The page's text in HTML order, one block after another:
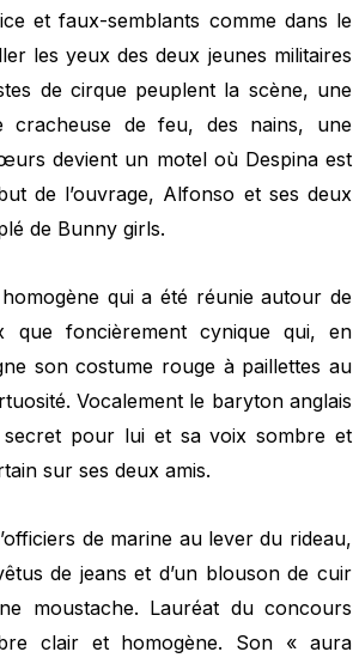
et faux-semblants comme dans le
les yeux des deux jeunes militaires
de cirque peuplent la scène, une
cracheuse de feu, des nains, une
devient un motel où Despina est
de l’ouvrage, Alfonso et ses deux
de Bunny girls.
qui a été réunie autour de
que foncièrement cynique qui, en
son costume rouge à paillettes au
Vocalement le baryton anglais
secret pour lui et sa voix sombre et
sur ses deux amis.
de marine au lever du rideau,
de jeans et d’un blouson de cuir
moustache. Lauréat du concours
clair et homogène. Son « aura